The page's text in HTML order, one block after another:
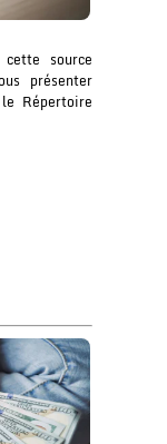
source
présenter
Répertoire